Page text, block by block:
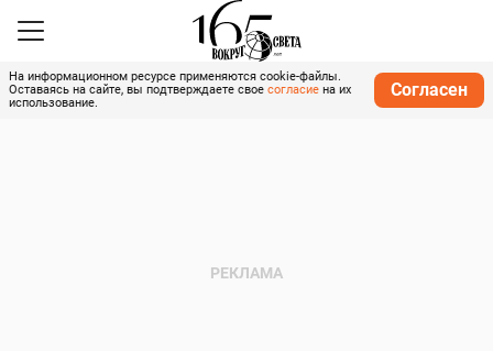
На информационном ресурсе применяются cookie-файлы.
Оставаясь на сайте, вы подтверждаете свое согласие на их
использование.
Согласен